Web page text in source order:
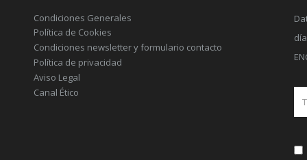
Condiciones Generales
Política de Cookies
Condiciones newsletter y formulario contacto
Política de privacidad
Aviso Legal
Canal Ético